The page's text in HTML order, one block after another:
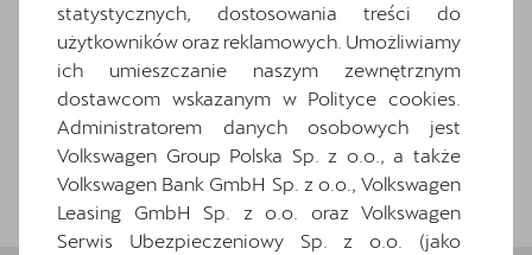
Pokaż szczegóły
Wróć do listy
statystycznych, dostosowania treści do
użytkowników oraz reklamowych. Umożliwiamy
ich umieszczanie naszym zewnętrznym
dostawcom wskazanym w Polityce cookies.
Administratorem danych osobowych jest
Volkswagen Group Polska Sp. z o.o., a także
Volkswagen Bank GmbH Sp. z o.o., Volkswagen
Leasing GmbH Sp. z o.o. oraz Volkswagen
Serwis Ubezpieczeniowy Sp. z o.o. (jako